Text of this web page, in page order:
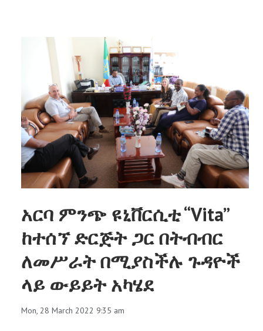
አርባ ምንጭ ዩኒቨርሲቲ “Vita”
ከተሰኘ ድርጅት ጋር በትብብር
ለመሥራት በሚያስችሉ ጉዳዮች
ላይ ውይይት አካሄደ
Mon, 28 March 2022 9:35 am